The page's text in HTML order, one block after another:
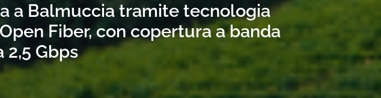
a Balmuccia tramite tecnologia
Fiber, con copertura a banda
Gbps